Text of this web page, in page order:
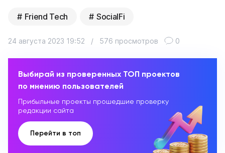
Friend Tech SocialFi
24 августа 2023 19:52 / 576 просмотров 0
Выбирай из проверенных ТОП проектов
по мнению пользователей
Прибыльные проекты прошедшие проверку
редакции сайта
Перейти в топ